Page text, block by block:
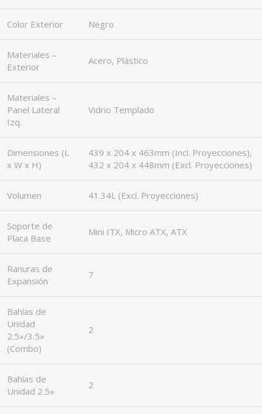
Color Exterior Negro
Materiales –
Exterior
Acero, Plástico
Materiales –
Panel Lateral
Izq.
Vidrio Templado
Dimensiones (L
x W x H)
439 x 204 x 463mm (Incl. Proyecciones),
432 x 204 x 448mm (Excl. Proyecciones)
Volumen 41.34L (Excl. Proyecciones)
Soporte de
Placa Base
Mini ITX, Micro ATX, ATX
Ranuras de
Expansión
7
Bahías de
Unidad
2.5»/3.5»
(Combo)
2
Bahías de
Unidad 2.5»
2